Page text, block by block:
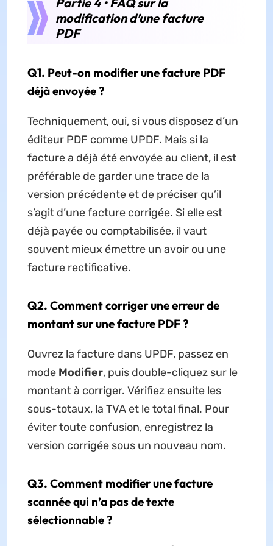
modification d’une facture
PDF
Q1. Peut-on modifier une facture PDF
déjà envoyée ?
Techniquement, oui, si vous disposez d’un
éditeur PDF comme UPDF. Mais si la
facture a déjà été envoyée au client, il est
préférable de garder une trace de la
version précédente et de préciser qu’il
s’agit d’une facture corrigée. Si elle est
déjà payée ou comptabilisée, il vaut
souvent mieux émettre un avoir ou une
facture rectificative.
Q2. Comment corriger une erreur de
montant sur une facture PDF ?
Ouvrez la facture dans UPDF, passez en
mode Modifier, puis double-cliquez sur le
montant à corriger. Vérifiez ensuite les
sous-totaux, la TVA et le total final. Pour
éviter toute confusion, enregistrez la
version corrigée sous un nouveau nom.
Q3. Comment modifier une facture
scannée qui n’a pas de texte
sélectionnable ?